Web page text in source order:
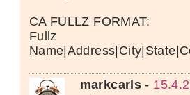
CA FULLZ FORMAT:
Fullz
markcarls -